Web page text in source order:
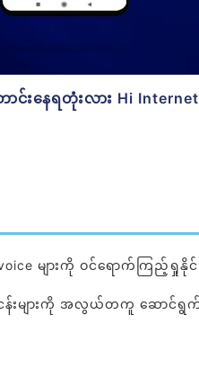
င်းနေရတုံးလား Hi
များကို ဝင်ရောက်ကြည့်ရှုနိုင်ပ
ငန်းများကို အလွယ်တကူ ဆောင်